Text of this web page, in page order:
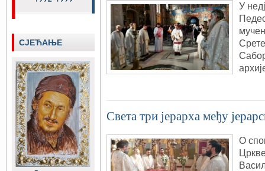
У
Света три јерарха међу
О
СЈЕЋАЊЕ